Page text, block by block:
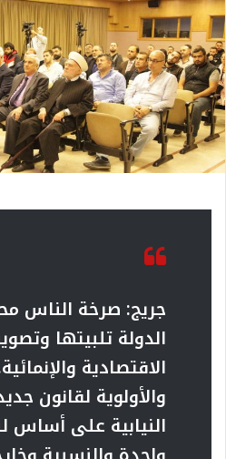
جريج: صرخة الناس
الدولة تلبيتها
الاقتصادية والإنمائية
والأولوية لقانون
النيابية على أساس